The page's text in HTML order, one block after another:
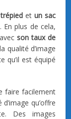
et un sac
plus de cela,
son taux de
qualité d’image
qu’il est équipé
faire facilement
qu’offre
Des images